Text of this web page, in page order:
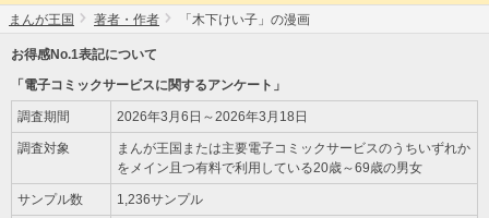
まんが王国 著者・作者 「木下けい子」の漫画
お得感No.1表記について
「電子コミックサービスに関するアンケート」
調査期間 2026年3月6日～2026年3月18日
調査対象
まんが王国または主要電子コミックサービスのうちいずれか
をメイン且つ有料で利用している20歳～69歳の男女
サンプル数 1,236サンプル